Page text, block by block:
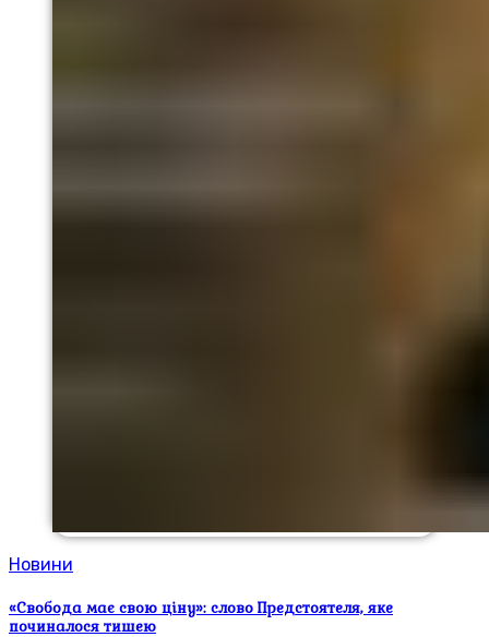
Новини
«Свобода має свою ціну»: слово Предстоятеля, яке
починалося тишею